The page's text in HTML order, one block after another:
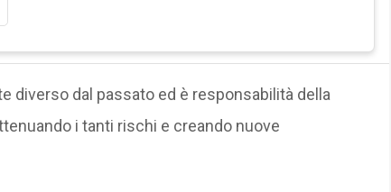
diverso dal passato ed è responsabilità della
i tanti rischi e creando nuove